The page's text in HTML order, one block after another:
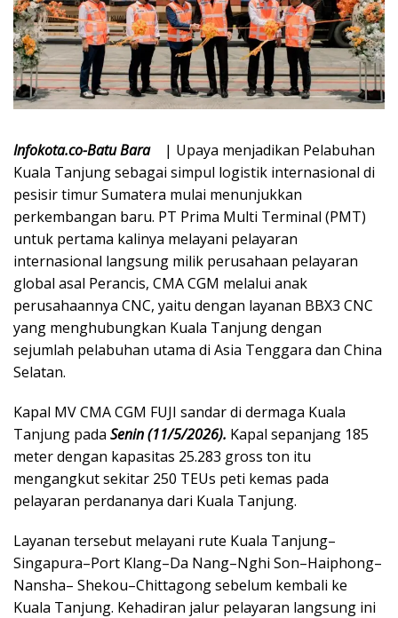
Infokota.co-Batu Bara
| Upaya menjadikan Pelabuhan
Kuala Tanjung sebagai simpul logistik internasional di
pesisir timur Sumatera mulai menunjukkan
perkembangan baru. PT Prima Multi Terminal (PMT)
untuk pertama kalinya melayani pelayaran
internasional langsung milik perusahaan pelayaran
global asal Perancis, CMA CGM melalui anak
perusahaannya CNC, yaitu dengan layanan BBX3 CNC
yang menghubungkan Kuala Tanjung dengan
sejumlah pelabuhan utama di Asia Tenggara dan China
Selatan.
Kapal MV CMA CGM FUJI sandar di dermaga Kuala
Tanjung pada Senin (11/5/2026). Kapal sepanjang 185
meter dengan kapasitas 25.283 gross ton itu
mengangkut sekitar 250 TEUs peti kemas pada
pelayaran perdananya dari Kuala Tanjung.
Layanan tersebut melayani rute Kuala Tanjung–
Singapura–Port Klang–Da Nang–Nghi Son–Haiphong–
Nansha– Shekou–Chittagong sebelum kembali ke
Kuala Tanjung. Kehadiran jalur pelayaran langsung ini